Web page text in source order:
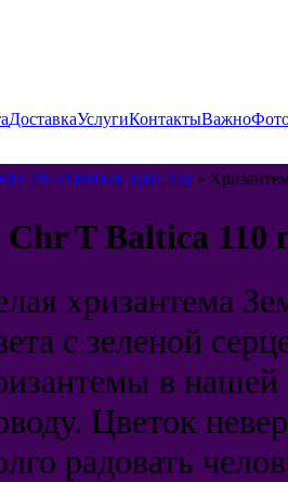
ДоставкаУслугиКонтактыВажно
ЦВЕТЫ »
T Baltica 110
хризантема
с зеленой
в
Цветок
радовать